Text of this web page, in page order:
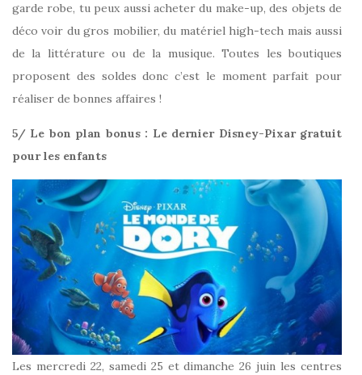
garde robe, tu peux aussi acheter du make-up, des objets de
déco voir du gros mobilier, du matériel high-tech mais aussi
de la littérature ou de la musique. Toutes les boutiques
proposent des soldes donc c’est le moment parfait pour
réaliser de bonnes affaires !
5/ Le bon plan bonus : Le dernier Disney-Pixar gratuit
pour les enfants
Les mercredi 22, samedi 25 et dimanche 26 juin les centres